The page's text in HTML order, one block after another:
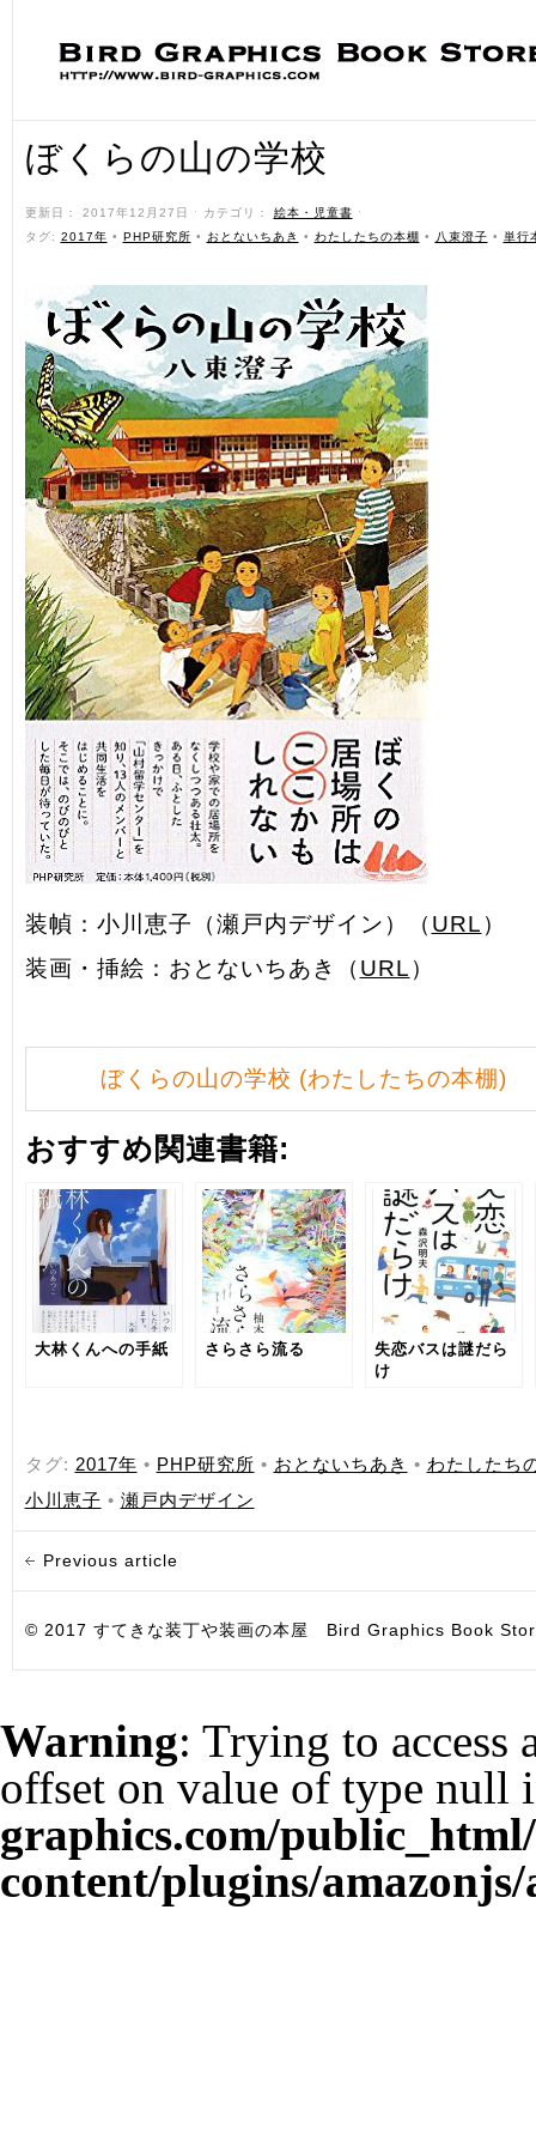
ぼくらの山の学校
更新日： 2017年12月27日 ˑ カテゴリ： 絵本・児童書 ˑ
タグ: 2017年 • PHP研究所 • おとないちあき • わたしたちの本棚 • 八束澄子 • 単行
装幀：小川恵子（瀬戸内デザイン）（ URL ）
装画・挿絵：おとないちあき（ URL ）
ぼくらの山の学校 (わたしたちの本棚)
おすすめ関連書籍:
大林くんへの手紙 さらさら流る
失恋バスは謎だら
け
タグ: 2017年 • PHP研究所 • おとないちあき • わたしたち
小川恵子 • 瀬戸内デザイン
Previous article
© 2017 すてきな装丁や装画の本屋 Bird Graphics Book
Warning: Trying to access
offset on value of type null
graphics.com/
content/plugins/